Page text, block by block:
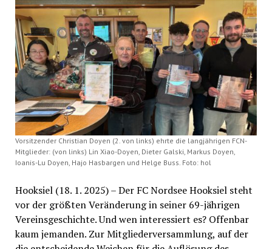
Vorsitzender Christian Doyen (2. von links) ehrte die langjährigen FCN-
Mitglieder: (von links) Lin Xiao-Doyen, Dieter Galski, Markus Doyen,
Ioanis-Lu Doyen, Hajo Hasbargen und Helge Buss. Foto: hol
Hooksiel (18. 1. 2025) – Der FC Nordsee Hooksiel steht
vor der größten Veränderung in seiner 69-jährigen
Vereinsgeschichte. Und wen interessiert es? Offenbar
kaum jemanden. Zur Mitgliederversammlung, auf der